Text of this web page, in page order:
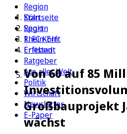
Region
Köln
Sport
1. FC Köln
Erleben
Ratgeber
Aus aller Welt
Politik
Wirtschaft
Newsletter
E-Paper
Startseite
Region
Rhein-Erft
Erftstadt
Von 60 auf 85
Großbauprojekt
wächst